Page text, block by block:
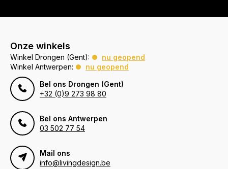
Onze winkels
Winkel Drongen (Gent):
nu geopend
Winkel Antwerpen:
nu geopend
Bel ons Drongen (Gent)
+32 (0)9 273 98 80
Bel ons Antwerpen
03 502 77 54
Mail ons
info@livingdesign.be